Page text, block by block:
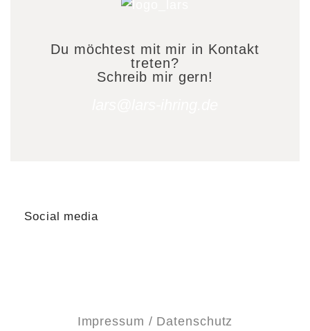
Du möchtest mit mir in Kontakt
treten?
Schreib mir gern!
Social media
Impressum / Datenschutz